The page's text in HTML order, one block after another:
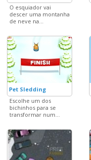
O esquiador vai
descer uma montanha
de neve na...
Pet Sledding
Escolhe um dos
bichinhos para se
transformar num...